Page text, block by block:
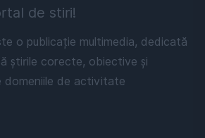
de stiri!
o publicație multimedia, dedicată
știrile corecte, obiective și
de activitate